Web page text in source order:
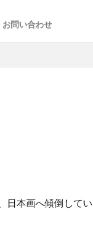
お問い合わせ
日本画へ傾倒してい